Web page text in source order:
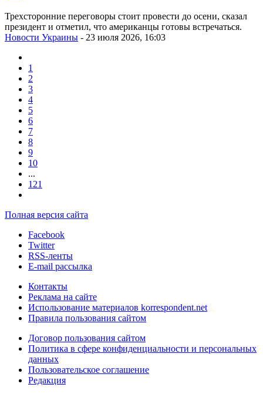
Трехсторонние переговоры стоит провести до осени, сказал
президент и отметил, что американцы готовы встречаться.
Новости Украины - 23 июля 2026, 16:03
1
2
3
4
5
6
7
8
9
10
...
121
Полная версия сайта
Facebook
Twitter
RSS-ленты
E-mail рассылка
Контакты
Реклама на сайте
Использование материалов korrespondent.net
Правила пользования сайтом
Договор пользования сайтом
Политика в сфере конфиденциальности и персональных
данных
Пользовательское соглашение
Редакция